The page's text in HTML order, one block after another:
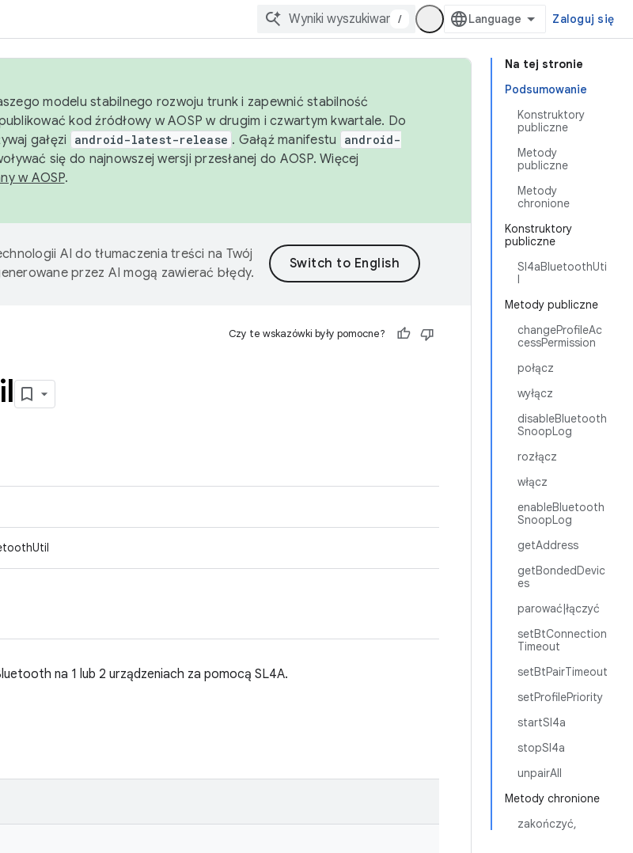
/ Zaloguj się
Na tej stronie
Podsumowanie
Konstruktory
publiczne
Metody
publiczne
Metody
chronione
Konstruktory
publiczne
Sl4aBluetoothUti
l
Metody publiczne
changeProfileAc
cessPermission
połącz
wyłącz
disableBluetooth
SnoopLog
rozłącz
włącz
enableBluetooth
SnoopLog
getAddress
getBondedDevic
es
parować|łączyć
setBtConnection
Timeout
setBtPairTimeout
setProfilePriority
startSl4a
stopSl4a
unpairAll
Metody chronione
zakończyć,
modelu stabilnego rozwoju trunk i zapewnić stabilność
kod źródłowy w AOSP w drugim i czwartym kwartale. Do
gałęzi
android-latest-release . Gałąź manifestu
android-
się do najnowszej wersji przesłanej do AOSP. Więcej
w AOSP.
AI do tłumaczenia treści na Twój
przez AI mogą zawierać błędy.
Czy te wskazówki były pomocne?
na 1 lub 2 urządzeniach za pomocą SL4A.